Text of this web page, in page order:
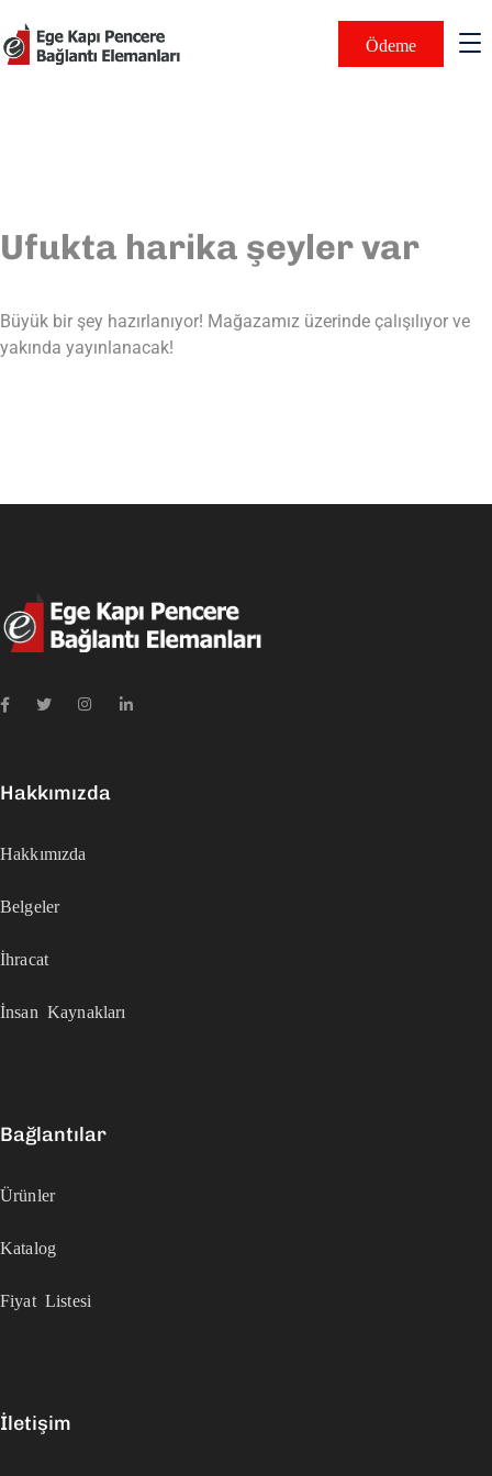
Ödeme
Ufukta harika şeyler var
Büyük bir şey hazırlanıyor! Mağazamız üzerinde çalışılıyor ve
yakında yayınlanacak!
Hakkımızda
Hakkımızda
Belgeler
İhracat
İnsan Kaynakları
Bağlantılar
Ürünler
Katalog
Fiyat Listesi
İletişim